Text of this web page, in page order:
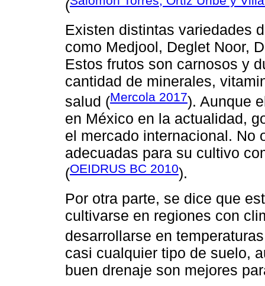
(
Existen distintas variedades
como Medjool, Deglet Noor,
Estos frutos son carnosos y
cantidad de minerales,
salud (Mercola 2017). Aunque
en México en la actualidad,
el mercado internacional. No
adecuadas para su cultivo
(OEIDRUS BC 2010).
Por otra parte, se dice que
cultivarse en regiones con
desarrollarse en
casi cualquier tipo de suelo,
buen drenaje son mejores